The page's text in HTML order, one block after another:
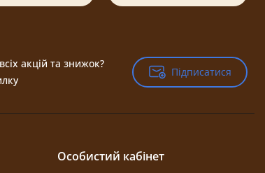
акцій та знижок?
Підписатися
Підписатися
Особистий кабінет